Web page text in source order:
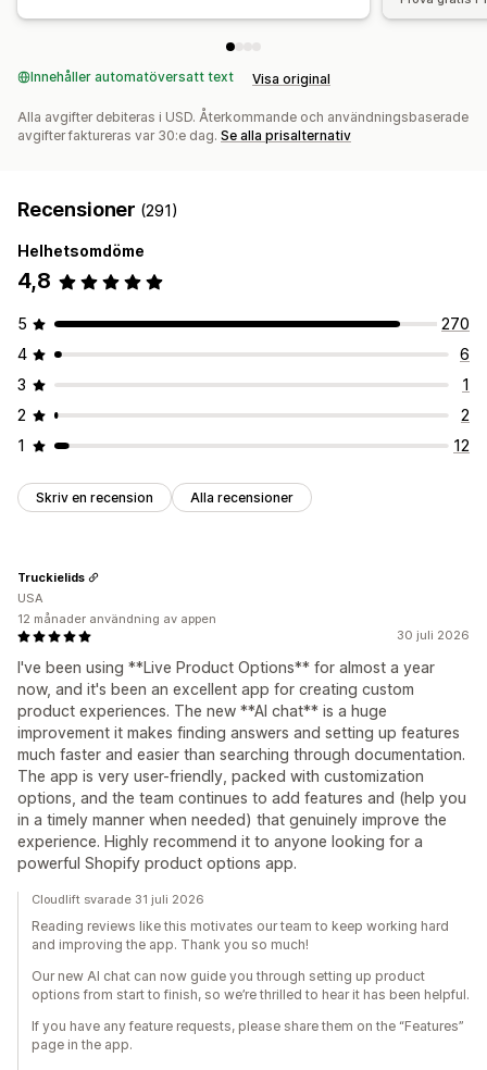
Innehåller automatöversatt text Visa original
Alla avgifter debiteras i USD. Återkommande och användningsbaserade
avgifter faktureras var 30:e dag. Se alla prisalternativ
Recensioner (291)
Helhetsomdöme
4,8
5
270
4
6
3
1
2
2
1
12
Skriv en recension Alla recensioner
30 juli 2026
I've been using **Live Product Options** for almost a year
now, and it's been an excellent app for creating custom
product experiences. The new **AI chat** is a huge
improvement it makes finding answers and setting up features
much faster and easier than searching through documentation.
The app is very user-friendly, packed with customization
options, and the team continues to add features and (help you
in a timely manner when needed) that genuinely improve the
experience. Highly recommend it to anyone looking for a
powerful Shopify product options app.
Truckielids
USA
12 månader användning av appen
Cloudlift svarade 31 juli 2026
Reading reviews like this motivates our team to keep working hard
and improving the app. Thank you so much!
Our new AI chat can now guide you through setting up product
options from start to finish, so we’re thrilled to hear it has been helpful.
If you have any feature requests, please share them on the “Features”
page in the app.